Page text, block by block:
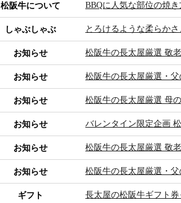
松阪牛について BBQに人気な部位の焼
しゃぶしゃぶ とろけるような柔らか
お知らせ 松阪牛の長太屋厳選 敬
お知らせ 松阪牛の長太屋厳選・
お知らせ 松阪牛の長太屋厳選 母
お知らせ バレンタイン限定企画
お知らせ 松阪牛の長太屋厳選 敬
お知らせ 松阪牛の長太屋厳選・
ギフト 長太屋の松阪牛ギフト